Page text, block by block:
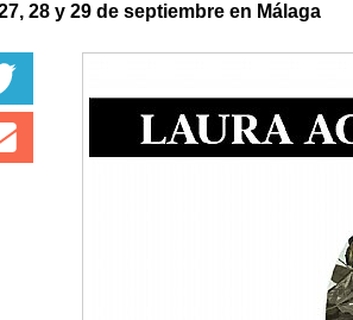
28 y 29 de septiembre en Málaga